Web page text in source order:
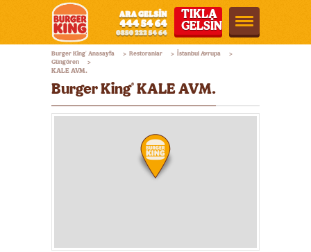
Burger
King®
TIKLA
GELSİN
Burger King® Anasayfa > Restoranlar > İstanbul Avrupa
>
Güngören
>
KALE AVM.
Burger King® KALE AVM.